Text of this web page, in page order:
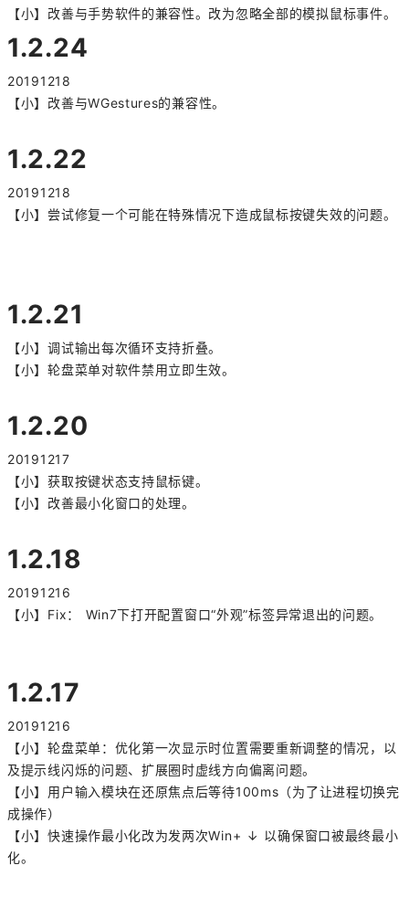
【小】改善与手势软件的兼容性。改为忽略全部的模拟鼠标事件。
1.2.24
20191218
【小】改善与WGestures的兼容性。
1.2.22
20191218
【小】尝试修复一个可能在特殊情况下造成鼠标按键失效的问题。
1.2.21
【小】调试输出每次循环支持折叠。
【小】轮盘菜单对软件禁用立即生效。
1.2.20
20191217
【小】获取按键状态支持鼠标键。
【小】改善最小化窗口的处理。
1.2.18
20191216
【小】Fix： Win7下打开配置窗口“外观”标签异常退出的问题。
1.2.17
20191216
【小】轮盘菜单：优化第一次显示时位置需要重新调整的情况，以
及提示线闪烁的问题、扩展圈时虚线方向偏离问题。
【小】用户输入模块在还原焦点后等待100ms（为了让进程切换完
成操作）
【小】快速操作最小化改为发两次Win+ ↓ 以确保窗口被最终最小
化。